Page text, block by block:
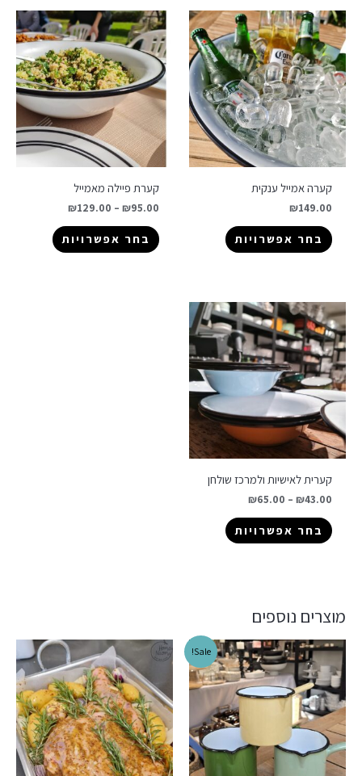
קערה אמייל ענקית
₪149.00
בחר אפשרויות
קערת פיילה מאמייל
₪95.00
–
₪129.00
בחר אפשרויות
קערית לאישיות ולמרכז שולחן
₪43.00
–
₪65.00
בחר אפשרויות
מוצרים נוספים
Sale!